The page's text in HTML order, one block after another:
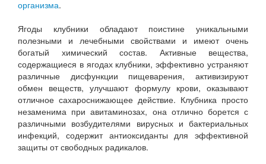
организма.
Ягоды клубники обладают поистине уникальными
полезными и лечебными свойствами и имеют очень
богатый химический состав. Активные вещества,
содержащиеся в ягодах клубники, эффективно устраняют
различные дисфункции пищеварения, активизируют
обмен веществ, улучшают формулу крови, оказывают
отличное сахароснижающее действие. Клубника просто
незаменима при авитаминозах, она отлично борется с
различными возбудителями вирусных и бактериальных
инфекций, содержит антиоксиданты для эффективной
защиты от свободных радикалов.